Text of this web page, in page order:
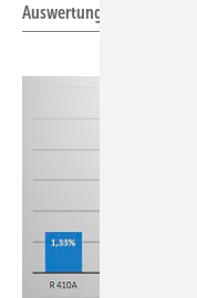
Auswertung Monitoring